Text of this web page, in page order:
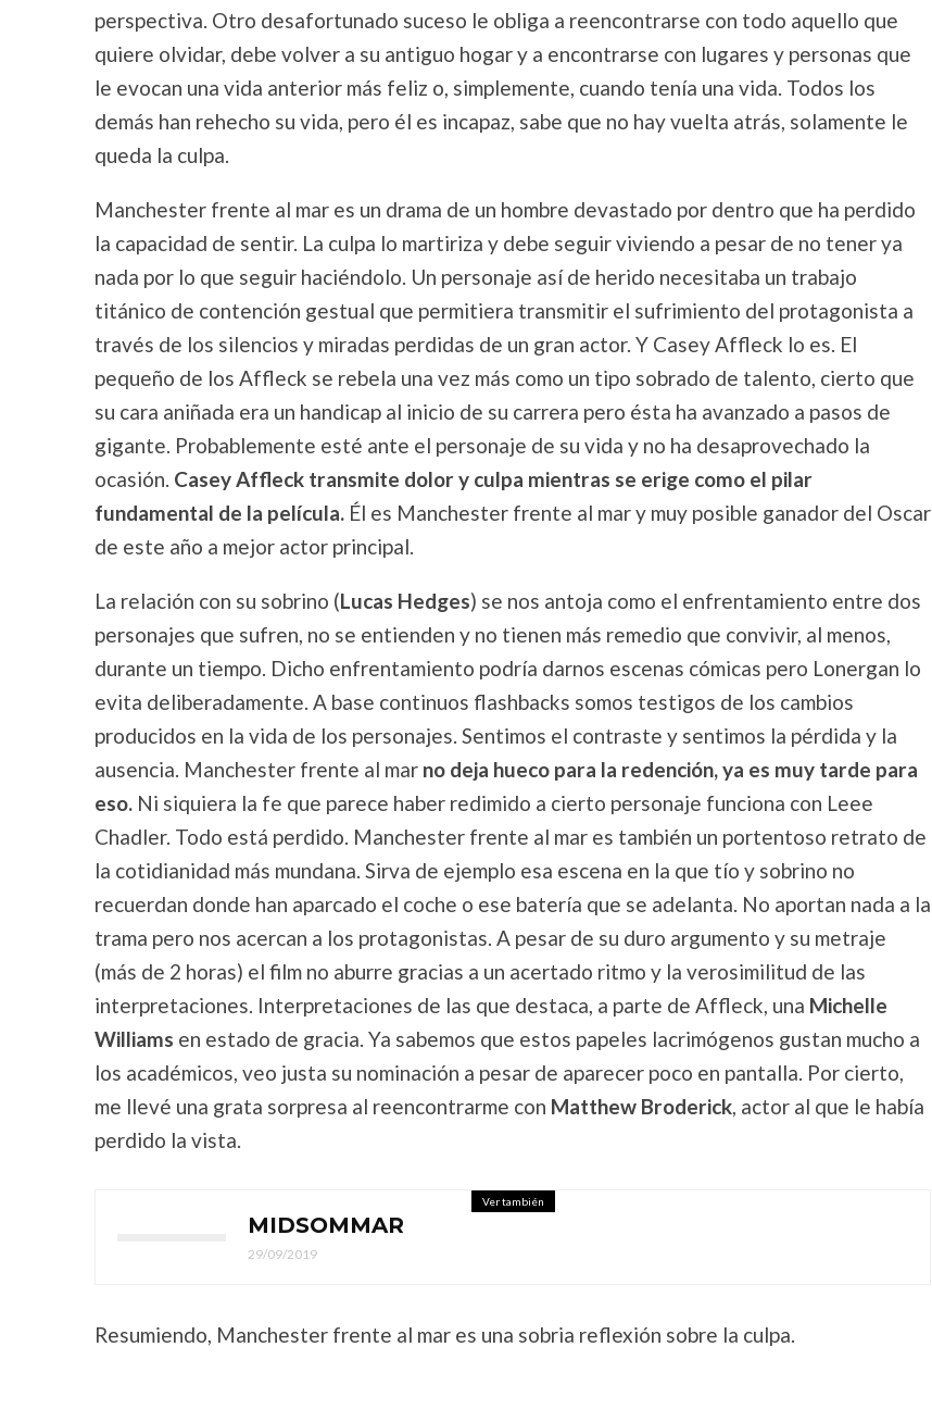
perspectiva. Otro desafortunado suceso le obliga a reencontrarse con todo aquello que
quiere olvidar, debe volver a su antiguo hogar y a encontrarse con lugares y personas que
le evocan una vida anterior más feliz o, simplemente, cuando tenía una vida. Todos los
demás han rehecho su vida, pero él es incapaz, sabe que no hay vuelta atrás, solamente le
queda la culpa.
Manchester frente al mar es un drama de un hombre devastado por dentro que ha perdido
la capacidad de sentir. La culpa lo martiriza y debe seguir viviendo a pesar de no tener ya
nada por lo que seguir haciéndolo. Un personaje así de herido necesitaba un trabajo
titánico de contención gestual que permitiera transmitir el sufrimiento del protagonista a
través de los silencios y miradas perdidas de un gran actor. Y Casey Affleck lo es. El
pequeño de los Affleck se rebela una vez más como un tipo sobrado de talento, cierto que
su cara aniñada era un handicap al inicio de su carrera pero ésta ha avanzado a pasos de
gigante. Probablemente esté ante el personaje de su vida y no ha desaprovechado la
ocasión. Casey Affleck transmite dolor y culpa mientras se erige como el pilar
fundamental de la película. Él es Manchester frente al mar y muy posible ganador del Oscar
de este año a mejor actor principal.
La relación con su sobrino (Lucas Hedges) se nos antoja como el enfrentamiento entre dos
personajes que sufren, no se entienden y no tienen más remedio que convivir, al menos,
durante un tiempo. Dicho enfrentamiento podría darnos escenas cómicas pero Lonergan lo
evita deliberadamente. A base continuos flashbacks somos testigos de los cambios
producidos en la vida de los personajes. Sentimos el contraste y sentimos la pérdida y la
ausencia. Manchester frente al mar no deja hueco para la redención, ya es muy tarde para
eso. Ni siquiera la fe que parece haber redimido a cierto personaje funciona con Leee
Chadler. Todo está perdido. Manchester frente al mar es también un portentoso retrato de
la cotidianidad más mundana. Sirva de ejemplo esa escena en la que tío y sobrino no
recuerdan donde han aparcado el coche o ese batería que se adelanta. No aportan nada a la
trama pero nos acercan a los protagonistas. A pesar de su duro argumento y su metraje
(más de 2 horas) el film no aburre gracias a un acertado ritmo y la verosimilitud de las
interpretaciones. Interpretaciones de las que destaca, a parte de Affleck, una Michelle
Williams en estado de gracia. Ya sabemos que estos papeles lacrimógenos gustan mucho a
los académicos, veo justa su nominación a pesar de aparecer poco en pantalla. Por cierto,
me llevé una grata sorpresa al reencontrarme con Matthew Broderick, actor al que le había
perdido la vista.
Ver también
MIDSOMMAR
29/09/2019
Resumiendo, Manchester frente al mar es una sobria reflexión sobre la culpa.